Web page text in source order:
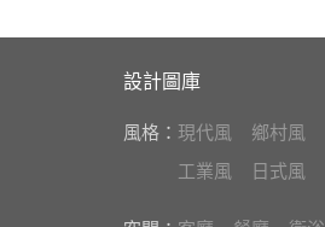
設計圖庫
風格： 現代風 鄉村風
工業風
日式風